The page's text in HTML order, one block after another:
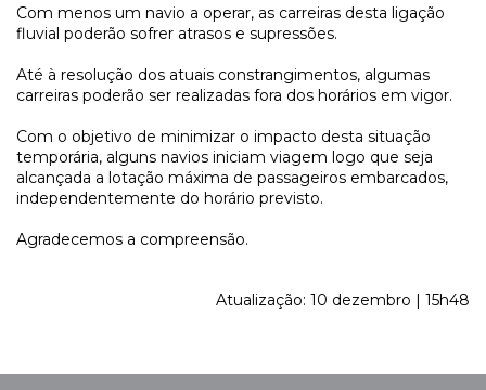
Com menos um navio a operar, as carreiras desta ligação
fluvial poderão sofrer atrasos e supressões.
Até à resolução dos atuais constrangimentos, algumas
carreiras poderão ser realizadas fora dos horários em vigor.
Com o objetivo de minimizar o impacto desta situação
temporária, alguns navios iniciam viagem logo que seja
alcançada a lotação máxima de passageiros embarcados,
independentemente do horário previsto.
Agradecemos a compreensão.
Atualização: 10 dezembro | 15h48